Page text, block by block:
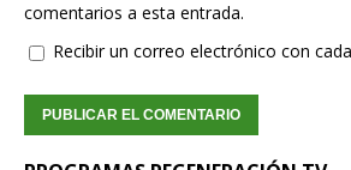
comentarios a esta entrada.
Recibir un correo electrónico con